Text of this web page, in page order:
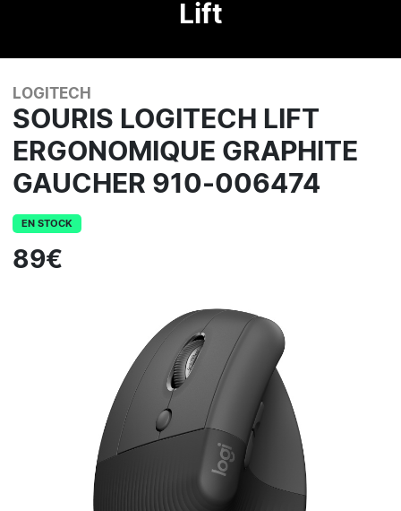
Lift
LOGITECH
SOURIS LOGITECH LIFT
ERGONOMIQUE GRAPHITE
GAUCHER 910-006474
EN STOCK
89€